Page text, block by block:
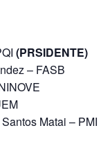
(PRSIDENTE)
– FASB
Matai – PMI